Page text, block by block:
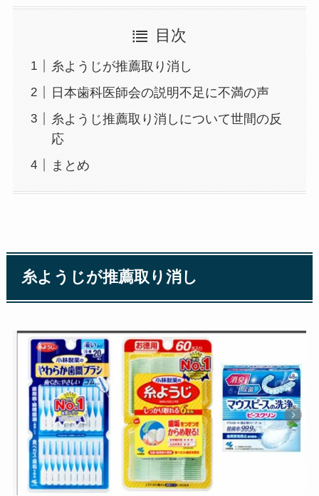
目次
糸ようじが推薦取り消し
日本歯科医師会の説明不足に不満の声
糸ようじ推薦取り消しについて世間の反
応
まとめ
糸ようじが推薦取り消し